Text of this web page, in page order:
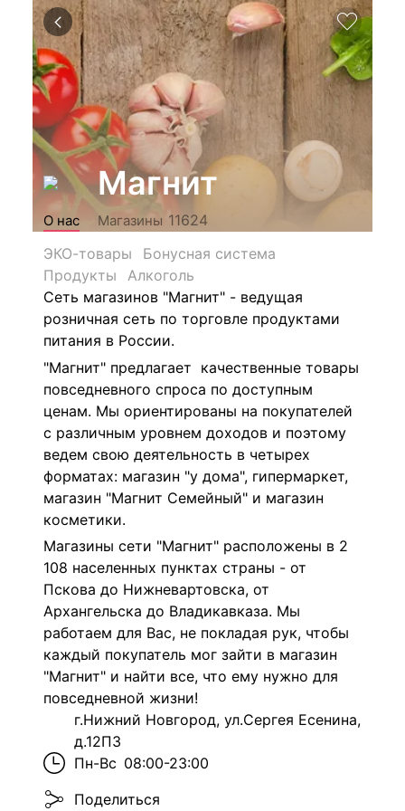
Магнит
О нас Магазины 11624
ЭКО-товары
Бонусная система
Продукты
Алкоголь
Сеть магазинов "Магнит" - ведущая
розничная сеть по торговле продуктами
питания в России.
"Магнит" предлагает качественные товары
повседневного спроса по доступным
ценам. Мы ориентированы на покупателей
с различным уровнем доходов и поэтому
ведем свою деятельность в четырех
форматах: магазин "у дома", гипермаркет,
магазин "Магнит Семейный" и магазин
косметики.
Магазины сети "Магнит" расположены в 2
108 населенных пунктах страны - от
Пскова до Нижневартовска, от
Архангельска до Владикавказа. Мы
работаем для Вас, не покладая рук, чтобы
каждый покупатель мог зайти в магазин
"Магнит" и найти все, что ему нужно для
повседневной жизни!
г.Нижний Новгород, ул.Сергея Есенина,
д.12П3
Пн-Вс 08:00-23:00
Поделиться